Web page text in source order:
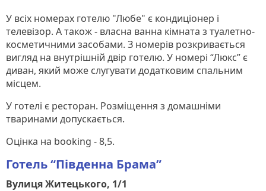
У всіх номерах готелю "Любе" є кондиціонер і
телевізор. А також - власна ванна кімната з туалетно-
косметичними засобами. З номерів розкривається
вигляд на внутрішній двір готелю. У номері “Люкс” є
диван, який може слугувати додатковим спальним
місцем.
У готелі є ресторан. Розміщення з домашніми
тваринами допускається.
Оцінка на booking - 8,5.
Готель “Південна Брама”
Вулиця Житецького, 1/1